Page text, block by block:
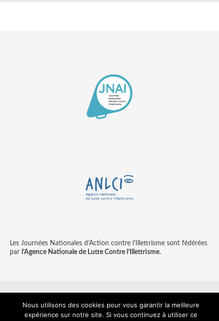
Les Journées Nationales d’Action contre l’Illettrisme sont fédérées
par l’Agence Nationale de Lutte Contre l’Illettrisme.
Contact
Mentions légales
© copyright ANLCI 2018
Nous utilisons des cookies pour vous garantir la meilleure
expérience sur notre site. Si vous continuez à utiliser ce